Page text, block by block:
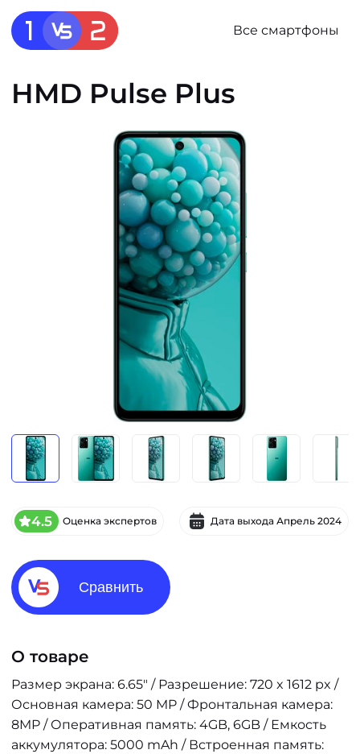
Все смартфоны
HMD Pulse Plus
4.5 Оценка экспертов Дата выхода Апрель 2024
Сравнить
О товаре
Размер экрана: 6.65" / Разрешение: 720 x 1612 px /
Основная камера: 50 MP / Фронтальная камера:
8MP / Оперативная память: 4GB, 6GB / Емкость
аккумулятора: 5000 mAh / Встроенная память: